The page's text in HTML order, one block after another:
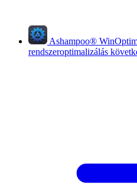
Ashampoo®
rendszeroptimalizálás